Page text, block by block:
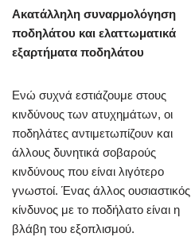
Ακατάλληλη συναρμολόγηση
ποδηλάτου και ελαττωματικά
εξαρτήματα ποδηλάτου
Ενώ συχνά εστιάζουμε στους
κινδύνους των ατυχημάτων, οι
ποδηλάτες αντιμετωπίζουν και
άλλους δυνητικά σοβαρούς
κινδύνους που είναι λιγότερο
γνωστοί. Ένας άλλος ουσιαστικός
κίνδυνος με το ποδήλατο είναι η
βλάβη του εξοπλισμού.